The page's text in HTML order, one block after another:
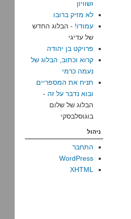
ושוויון
לא מזיק ברובו
עמודו! - הבלוג החדש
של עדיגי
פרויקט בן יהודה
קרוא וכתוב, הבלוג של
נעמה כרמי
תניח את המספריים
ובוא נדבר על זה -
הבלוג של שלום
בוגוסלבסקי
ניהול
התחבר
WordPress
XHTML